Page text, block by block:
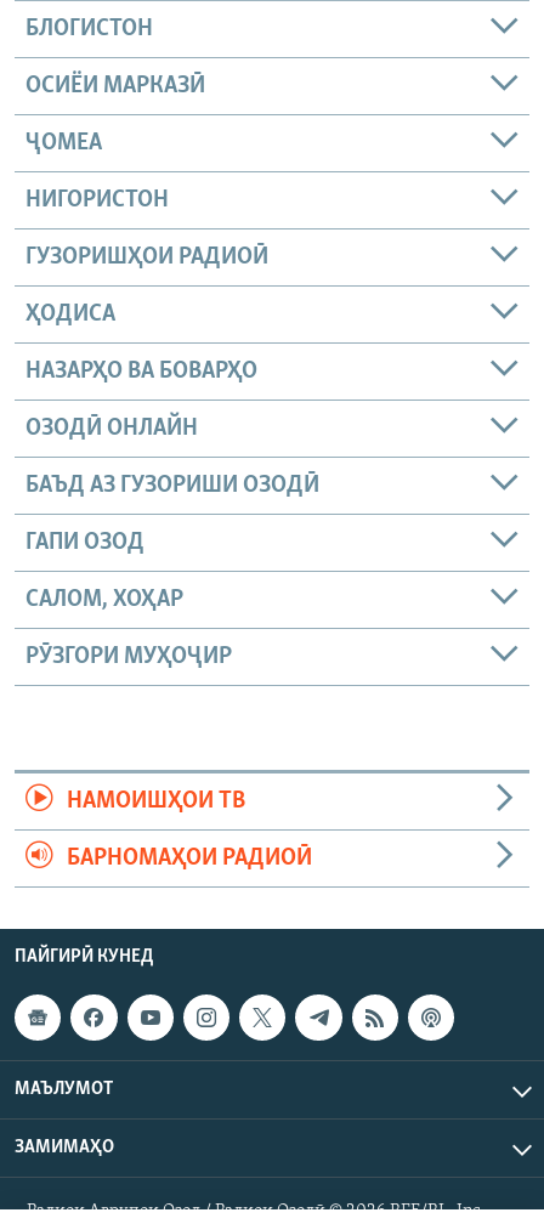
БЛОГИСТОН
ОСИЁИ МАРКАЗӢ
ҶОМEА
НИГОРИСТОН
ГУЗОРИШҲОИ РАДИОӢ
ҲОДИСА
НАЗАРҲО ВА БОВАРҲО
ОЗОДӢ ОНЛАЙН
БАЪД АЗ ГУЗОРИШИ ОЗОДӢ
ГАПИ ОЗОД
САЛОМ, ХОҲАР
РӮЗГОРИ МУҲОҶИР
НАМОИШҲОИ ТВ
БАРНОМАҲОИ РАДИОӢ
ПАЙГИРӢ КУНЕД
МАЪЛУМОТ
ЗАМИМАҲО
Радиои Аврупои Озод / Радиои Озодӣ © 2026 RFE/RL. Inc.